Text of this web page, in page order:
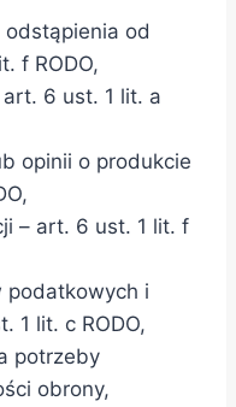
odstąpienia od
f RODO,
6 ust. 1 lit. a
opinii o produkcie
– art. 6 ust. 1 lit. f
podatkowych i
1 lit. c RODO,
potrzeby
obrony,